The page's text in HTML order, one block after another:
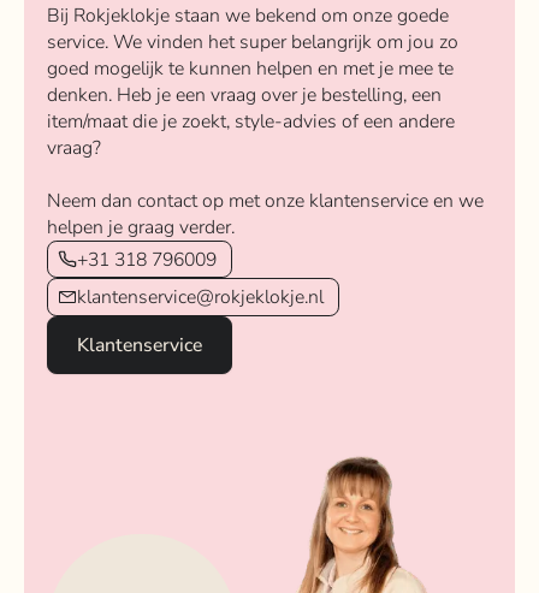
Bij Rokjeklokje staan we bekend om onze goede
service. We vinden het super belangrijk om jou zo
goed mogelijk te kunnen helpen en met je mee te
denken. Heb je een vraag over je bestelling, een
item/maat die je zoekt, style-advies of een andere
vraag?
Neem dan contact op met onze klantenservice en we
helpen je graag verder.
+31 318 796009
klantenservice@rokjeklokje.nl
Klantenservice